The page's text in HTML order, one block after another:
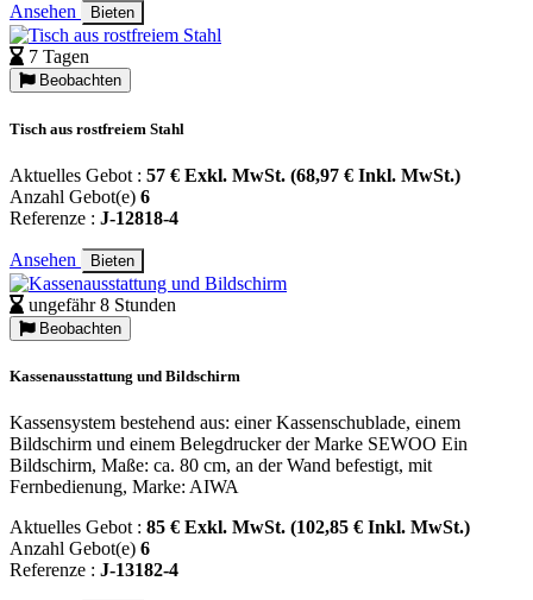
Ansehen Bieten
7 Tagen
Beobachten
Tisch aus rostfreiem Stahl
Aktuelles Gebot : 57 € Exkl. MwSt. (68,97 € Inkl. MwSt.)
Anzahl Gebot(e) 6
Referenze : J-12818-4
Ansehen Bieten
ungefähr 8 Stunden
Beobachten
Kassenausstattung und Bildschirm
Kassensystem bestehend aus: einer Kassenschublade, einem
Bildschirm und einem Belegdrucker der Marke SEWOO Ein
Bildschirm, Maße: ca. 80 cm, an der Wand befestigt, mit
Fernbedienung, Marke: AIWA
Aktuelles Gebot : 85 € Exkl. MwSt. (102,85 € Inkl. MwSt.)
Anzahl Gebot(e) 6
Referenze : J-13182-4